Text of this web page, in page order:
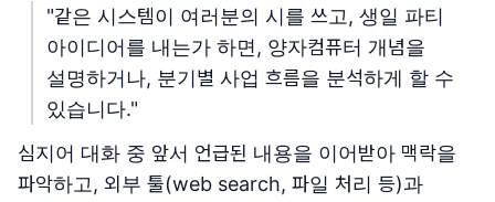
"같은 시스템이 여러분의 시를 쓰고, 생일 파티
아이디어를 내는가 하면, 양자컴퓨터 개념을
설명하거나, 분기별 사업 흐름을 분석하게 할 수
있습니다."
심지어 대화 중 앞서 언급된 내용을 이어받아 맥락을
파악하고, 외부 툴(web search, 파일 처리 등)과